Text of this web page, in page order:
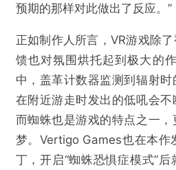
预期的那样对此做出了反应。”
正如制作人所言，VR游戏除
馈也对氛围烘托起到极大的
中，盖革计数器监测到辐射
在附近游走时发出的低吼会不
而蜘蛛也是游戏的特点之一
梦。Vertigo Games也在本作
丁，开启“蜘蛛恐惧症模式”